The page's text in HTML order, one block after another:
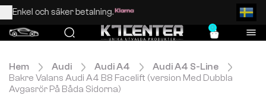
Enkel och säker betalning.
0
Hem Audi Audi A4
Audi A4 S-Line
Bakre Valans Audi A4 B8 Facelift (version Med Dubbla
Avgasrör På Båda Sidorna)